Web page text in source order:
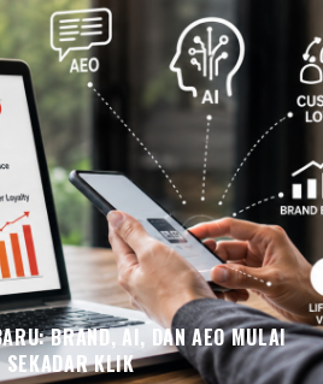
BRAND, AI, DAN AEO MULAI
SEKADAR KLIK